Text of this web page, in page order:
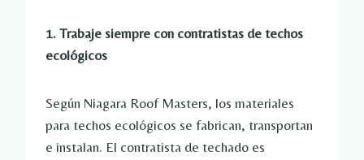
1. Trabaje siempre con contratistas de techos
ecológicos
Según Niagara Roof Masters, los materiales
para techos ecológicos se fabrican, transportan
e instalan. El contratista de techado es